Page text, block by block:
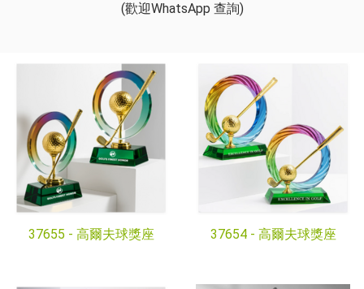
(歡迎WhatsApp 查詢)
37655 - 高爾夫球獎座 37654 - 高爾夫球獎座